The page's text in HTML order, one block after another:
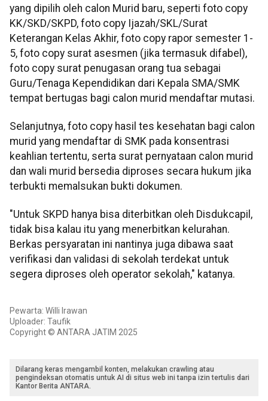
yang dipilih oleh calon Murid baru, seperti foto copy
KK/SKD/SKPD, foto copy Ijazah/SKL/Surat
Keterangan Kelas Akhir, foto copy rapor semester 1-
5, foto copy surat asesmen (jika termasuk difabel),
foto copy surat penugasan orang tua sebagai
Guru/Tenaga Kependidikan dari Kepala SMA/SMK
tempat bertugas bagi calon murid mendaftar mutasi.
Selanjutnya, foto copy hasil tes kesehatan bagi calon
murid yang mendaftar di SMK pada konsentrasi
keahlian tertentu, serta surat pernyataan calon murid
dan wali murid bersedia diproses secara hukum jika
terbukti memalsukan bukti dokumen.
"Untuk SKPD hanya bisa diterbitkan oleh Disdukcapil,
tidak bisa kalau itu yang menerbitkan kelurahan.
Berkas persyaratan ini nantinya juga dibawa saat
verifikasi dan validasi di sekolah terdekat untuk
segera diproses oleh operator sekolah," katanya.
Pewarta: Willi Irawan
Uploader: Taufik
Copyright © ANTARA JATIM 2025
Dilarang keras mengambil konten, melakukan crawling atau
pengindeksan otomatis untuk AI di situs web ini tanpa izin tertulis dari
Kantor Berita ANTARA.